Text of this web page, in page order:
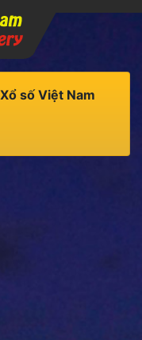
số Việt Nam